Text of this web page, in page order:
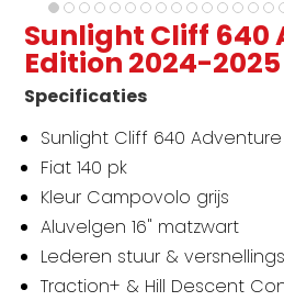
Sunlight Cliff 640
Edition 2024-2025
Specificaties
Sunlight Cliff 640
Fiat 140 pk
Kleur Campovolo grijs
Aluvelgen 16" matzwart
Lederen stuur &
Traction+ & Hill Descent